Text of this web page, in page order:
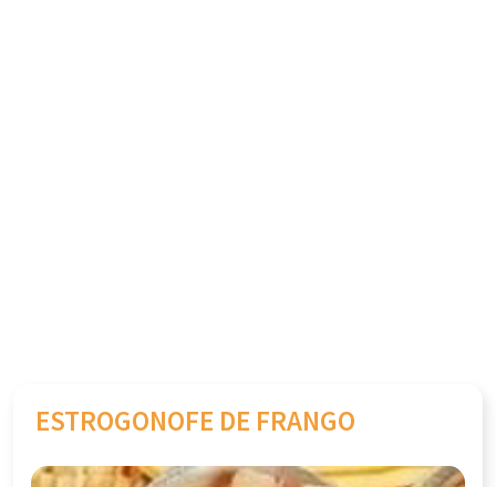
ESTROGONOFE DE FRANGO